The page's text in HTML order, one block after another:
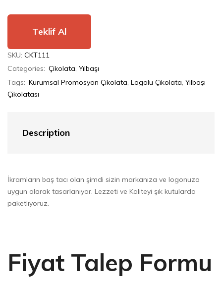
Teklif Al
SKU: CKT111
Categories: Çikolata Yılbaşı
Tags: Kurumsal Promosyon Çikolata Logolu Çikolata Yılbaşı
Çikolatası
Description
İkramların baş tacı olan şimdi sizin markanıza ve logonuza
uygun olarak tasarlanıyor. Lezzeti ve Kaliteyi şık kutularda
paketliyoruz.
Fiyat Talep Formu